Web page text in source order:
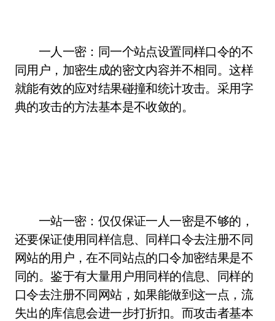
一人一密：同一个站点设置同样口令的不
同用户，加密生成的密文内容并不相同。这样
就能有效的应对结果碰撞和统计攻击。采用字
典的攻击的方法基本是不收敛的。
一站一密：仅仅保证一人一密是不够的，
还要保证使用同样信息、同样口令去注册不同
网站的用户，在不同站点的口令加密结果是不
同的。鉴于有大量用户用同样的信息、同样的
口令去注册不同网站，如果能做到这一点，流
失出的库信息会进一步打折扣。而攻击者基本